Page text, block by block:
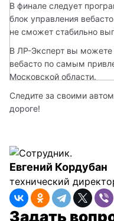
В финале следует
блок управления
не сможет стабильно
В ЛР-Эксперт вы можете
вебасто по самым
Московской области.
Следите за своими
дороге!
Евгений Кордубан
технический
Задать